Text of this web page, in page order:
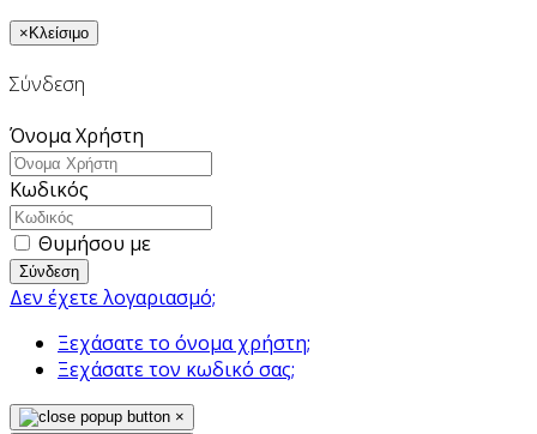
× Κλείσιμο
Σύνδεση
Όνομα Χρήστη
Κωδικός
Θυμήσου με
Σύνδεση
Δεν έχετε λογαριασμό;
Ξεχάσατε το όνομα χρήστη;
Ξεχάσατε τον κωδικό σας;
×